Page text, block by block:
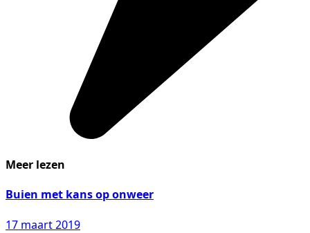
Meer lezen
Buien met kans op onweer
17 maart 2019